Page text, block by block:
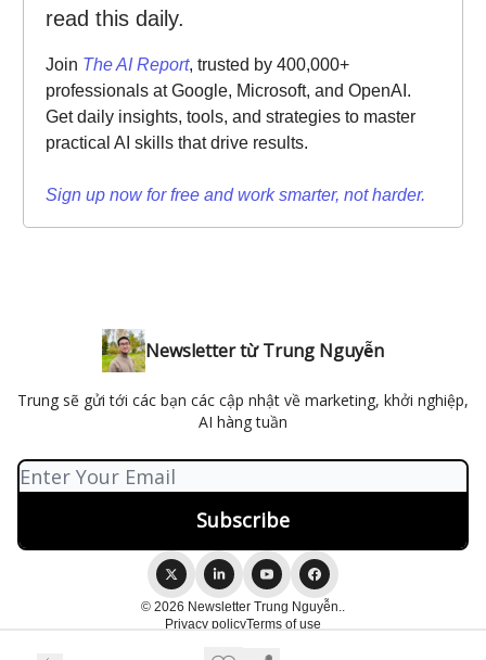
read this daily.
Join The AI Report, trusted by 400,000+
professionals at Google, Microsoft, and OpenAI.
Get daily insights, tools, and strategies to master
practical AI skills that drive results.
Sign up now for free and work smarter, not harder.
Newsletter từ Trung Nguyễn
Trung sẽ gửi tới các bạn các cập nhật về marketing, khởi nghiệp,
AI hàng tuần
© 2026 Newsletter Trung Nguyễn..
Privacy policyTerms of use
Powered by beehiiv